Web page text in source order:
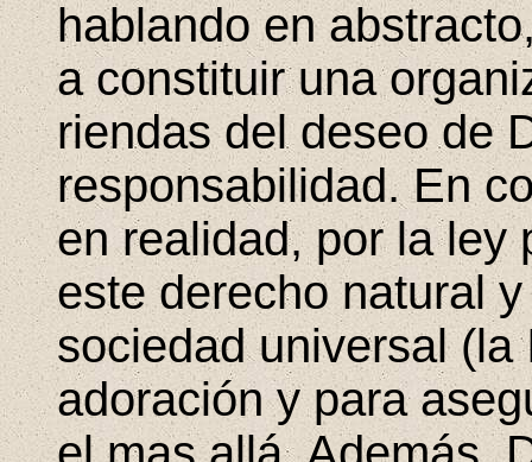
hablando en
a constituir una
riendas del deseo de
responsabilidad. En
en realidad, por la ley
este derecho natural
sociedad universal
adoración y para